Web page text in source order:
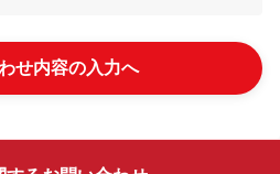
せ内容の入力へ